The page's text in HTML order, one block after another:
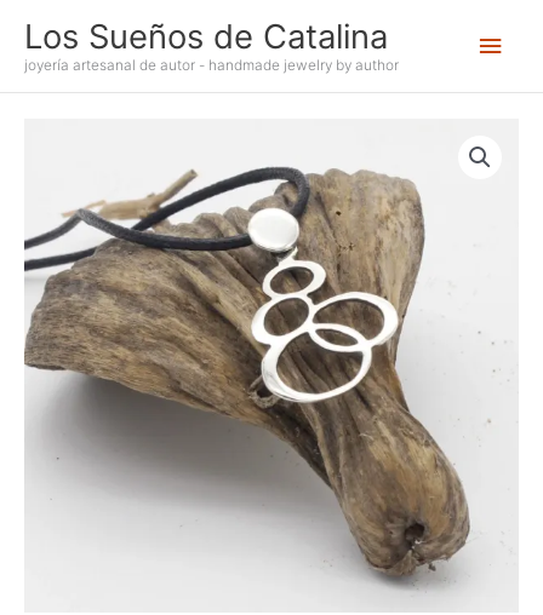
contenido
Los Sueños de Catalina
joyería artesanal de autor - handmade jewelry by author